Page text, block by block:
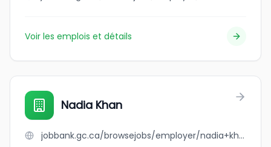
Voir les emplois et détails
Nadia Khan
jobbank.gc.ca/browsejobs/employer/nadia+khan/ca